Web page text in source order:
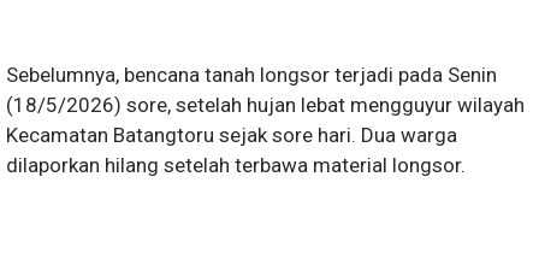
Sebelumnya, bencana tanah longsor terjadi pada Senin
(18/5/2026) sore, setelah hujan lebat mengguyur wilayah
Kecamatan Batangtoru sejak sore hari. Dua warga
dilaporkan hilang setelah terbawa material longsor.